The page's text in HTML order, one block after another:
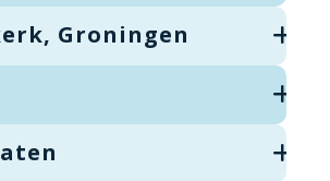
Groningen